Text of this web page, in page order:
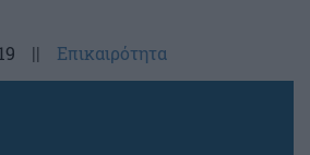
|| Επικαιρότητα